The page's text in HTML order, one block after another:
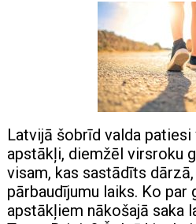
Latvijā šobrīd valda patiesi
apstākļi, diemžēl virsroku
visam, kas sastādīts
pārbaudījumu laiks. Ko par
apstākļiem nākošajā saka